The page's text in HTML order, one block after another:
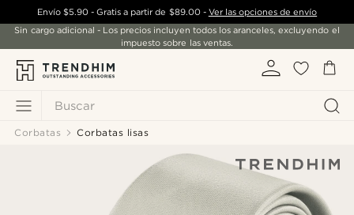
Buscar
Envío $5.90- Gratis a partir de $89.00- Ver las opciones de envío
Sin cargo adicional - Los precios incluyen todos los aranceles, excluyendo el
impuesto sobre las ventas.
Corbatas Corbatas lisas